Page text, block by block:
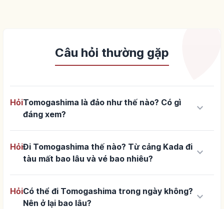
Câu hỏi thường gặp
HỏiTomogashima là đảo như thế nào? Có gì
đáng xem?
keyboard_arrow_down
HỏiĐi Tomogashima thế nào? Từ cảng Kada đi
tàu mất bao lâu và vé bao nhiêu?
keyboard_arrow_down
HỏiCó thể đi Tomogashima trong ngày không?
Nên ở lại bao lâu?
keyboard_arrow_down